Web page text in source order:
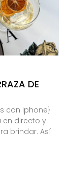
DE
con Iphone}
en directo y
brindar. Así